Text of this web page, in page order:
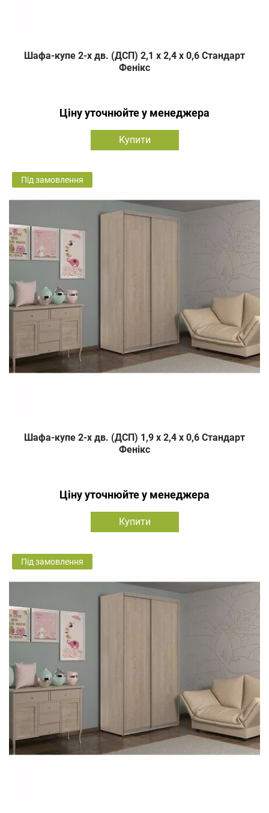
Шафа-купе 2-х дв. (ДСП) 2,1 х 2,4 х 0,6 Стандарт
Фенікс
Ціну уточнюйте у менеджера
Купити
Під замовлення
Шафа-купе 2-х дв. (ДСП) 1,9 х 2,4 х 0,6 Стандарт
Фенікс
Ціну уточнюйте у менеджера
Купити
Під замовлення